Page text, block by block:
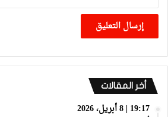
أخر المقالات
19:17 | 8 أبريل، 2026